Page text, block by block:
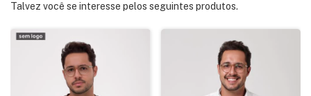
Talvez você se interesse pelos seguintes produtos.